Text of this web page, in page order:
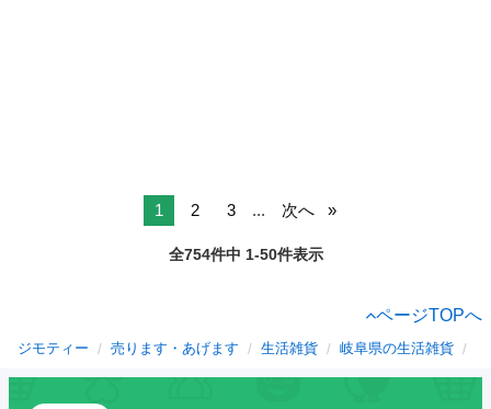
1 2 3 ... 次へ
全754件中 1-50件表示
ページTOPへ
ジモティー 売ります・あげます 生活雑貨 岐阜県の生活雑貨